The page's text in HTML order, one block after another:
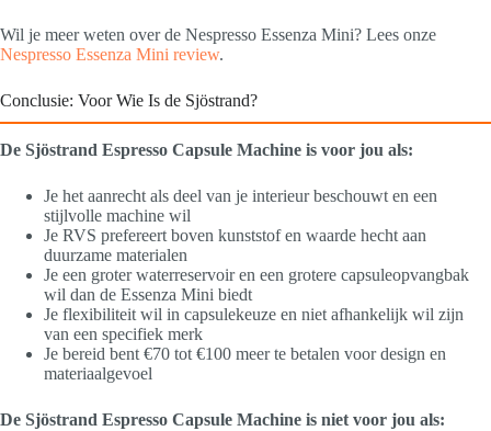
Wil je meer weten over de Nespresso Essenza Mini? Lees onze
Nespresso Essenza Mini review.
Conclusie: Voor Wie Is de Sjöstrand?
De Sjöstrand Espresso Capsule Machine is voor jou als:
Je het aanrecht als deel van je interieur beschouwt en een
stijlvolle machine wil
Je RVS prefereert boven kunststof en waarde hecht aan
duurzame materialen
Je een groter waterreservoir en een grotere capsuleopvangbak
wil dan de Essenza Mini biedt
Je flexibiliteit wil in capsulekeuze en niet afhankelijk wil zijn
van een specifiek merk
Je bereid bent €70 tot €100 meer te betalen voor design en
materiaalgevoel
De Sjöstrand Espresso Capsule Machine is niet voor jou als: